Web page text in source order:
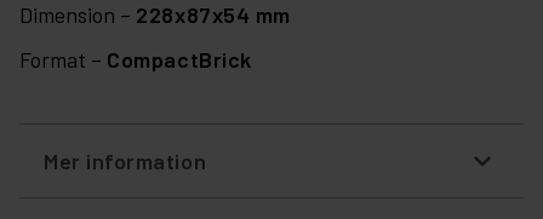
Dimension – 228x87x54 mm
Format – CompactBrick
Mer information